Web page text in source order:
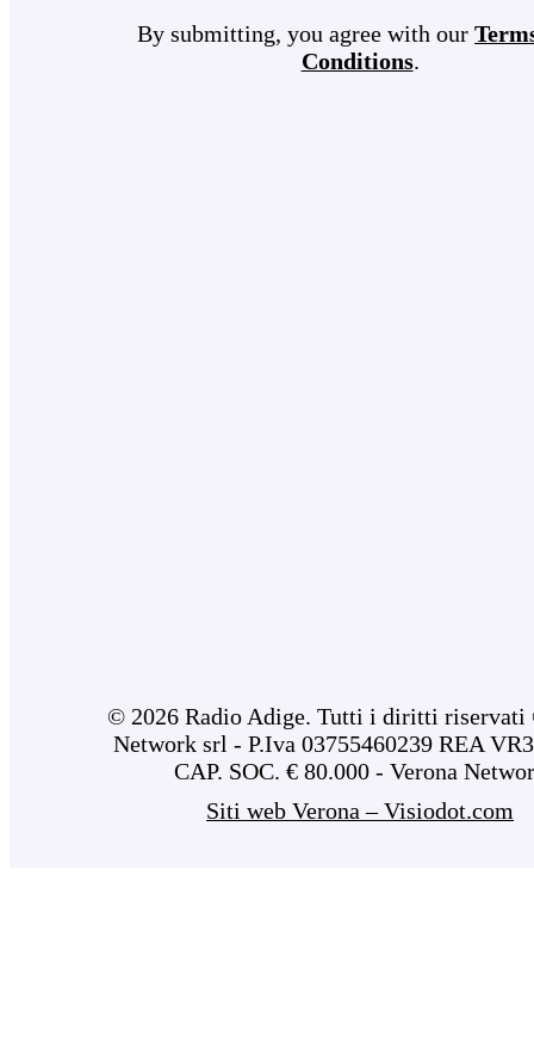
By submitting, you agree with our
Conditions.
© 2026 Radio Adige. Tutti i diritti riservati
Network srl - P.Iva 03755460239 REA
CAP. SOC. € 80.000 - Verona
Siti web Verona – Visiodot.com